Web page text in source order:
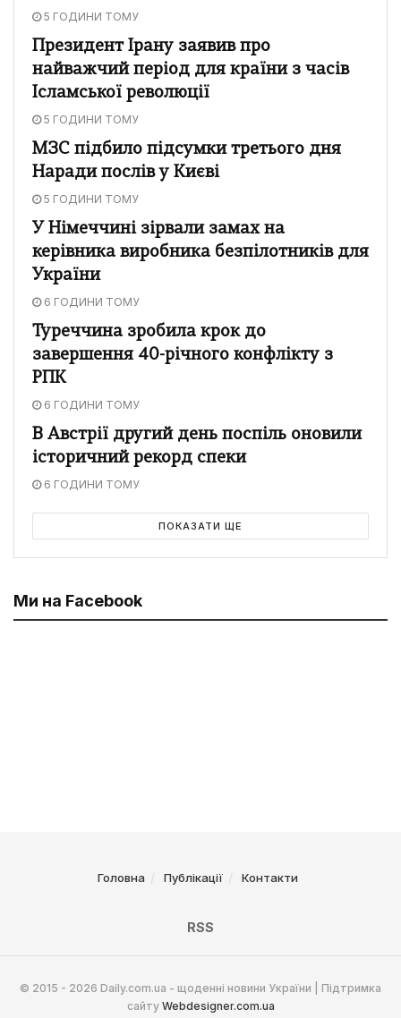
5 ГОДИНИ ТОМУ
Президент Ірану заявив про
найважчий період для країни з часів
Ісламської революції
5 ГОДИНИ ТОМУ
МЗС підбило підсумки третього дня
Наради послів у Києві
5 ГОДИНИ ТОМУ
У Німеччині зірвали замах на
керівника виробника безпілотників для
України
6 ГОДИНИ ТОМУ
Туреччина зробила крок до
завершення 40-річного конфлікту з
РПК
6 ГОДИНИ ТОМУ
В Австрії другий день поспіль оновили
історичний рекорд спеки
6 ГОДИНИ ТОМУ
ПОКАЗАТИ ЩЕ
Ми на Facebook
Головна Публікації Контакти
RSS
© 2015 - 2026 Daily.com.ua - щоденні новини України | Підтримка
сайту Webdesigner.com.ua